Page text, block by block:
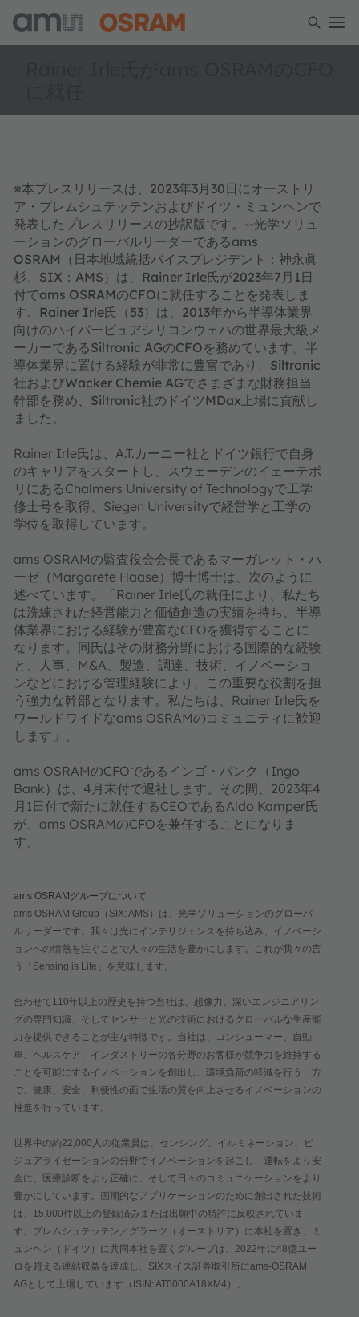
※本プレスリリースは、2023年3月30日にオーストリ
ア・プレムシュテッテンおよびドイツ・ミュンヘンで
発表したプレスリリースの抄訳版です。--光学ソリュ
ーションのグローバルリーダーであるams
OSRAM（日本地域統括バイスプレジデント：神永眞
杉、SIX：AMS）は、Rainer Irle氏が2023年7月1日
付でams OSRAMのCFOに就任することを発表しま
す。Rainer Irle氏（53）は、2013年から半導体業界
向けのハイパーピュアシリコンウェハの世界最大級メ
ーカーであるSiltronic AGのCFOを務めています。半
導体業界に置ける経験が非常に豊富であり、Siltronic
社およびWacker Chemie AGでさまざまな財務担当
幹部を務め、Siltronic社のドイツMDax上場に貢献し
ました。
Rainer Irle氏は、A.T.カーニー社とドイツ銀行で自身
のキャリアをスタートし、スウェーデンのイェーテボ
リにあるChalmers University of Technologyで工学
修士号を取得、Siegen Universityで経営学と工学の
学位を取得しています。
ams OSRAMの監査役会会長であるマーガレット・ハ
ーゼ（Margarete Haase）博士博士は、次のように
述べています。「Rainer Irle氏の就任により、私たち
は洗練された経営能力と価値創造の実績を持ち、半導
体業界における経験が豊富なCFOを獲得することに
なります。同氏はその財務分野における国際的な経験
と、人事、M&A、製造、調達、技術、イノベーショ
ンなどにおける管理経験により、この重要な役割を担
う強力な幹部となります。私たちは、Rainer Irle氏を
ワールドワイドなams OSRAMのコミュニティに歓迎
します」。
ams OSRAMのCFOであるインゴ・バンク（Ingo
Bank）は、4月末付で退社します。その間、2023年4
月1日付で新たに就任するCEOであるAldo Kamper氏
が、ams OSRAMのCFOを兼任することになりま
す。
ams OSRAMグループについて
ams OSRAM Group（SIX: AMS）は、光学ソリューションのグローバ
ルリーダーです。我々は光にインテリジェンスを持ち込み、イノベーシ
ョンへの情熱を注ぐことで人々の生活を豊かにします。これが我々の言
う「Sensing is Life」を意味します。
合わせて110年以上の歴史を持つ当社は、想像力、深いエンジニアリン
グの専門知識、そしてセンサーと光の技術におけるグローバルな生産能
力を提供できることが主な特徴です。当社は、コンシューマー、自動
車、ヘルスケア、インダストリーの各分野のお客様が競争力を維持する
ことを可能にするイノベーションを創出し、環境負荷の軽減を行う一方
で、健康、安全、利便性の面で生活の質を向上させるイノベーションの
推進を行っています。
世界中の約22,000人の従業員は、センシング、イルミネーション、ビ
ジュアライゼーションの分野でイノベーションを起こし、運転をより安
全に、医療診断をより正確に、そして日々のコミュニケーションをより
豊かにしています。画期的なアプリケーションのために創出された技術
は、15,000件以上の登録済みまたは出願中の特許に反映されていま
す。プレムシュテッテン／グラーツ（オーストリア）に本社を置き、ミ
ュンヘン（ドイツ）に共同本社を置くグループは、2022年に48億ユー
ロを超える連結収益を達成し、SIXスイス証券取引所にams-OSRAM
AGとして上場しています（ISIN: AT0000A18XM4）。